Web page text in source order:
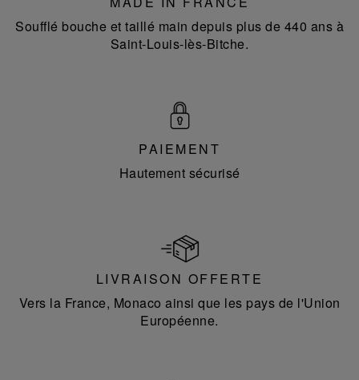
Soufflé bouche et taillé main depuis plus de 440 ans à
Saint-Louis-lès-Bitche.
PAIEMENT
Hautement sécurisé
LIVRAISON OFFERTE
Vers la France, Monaco ainsi que les pays de l'Union
Européenne.